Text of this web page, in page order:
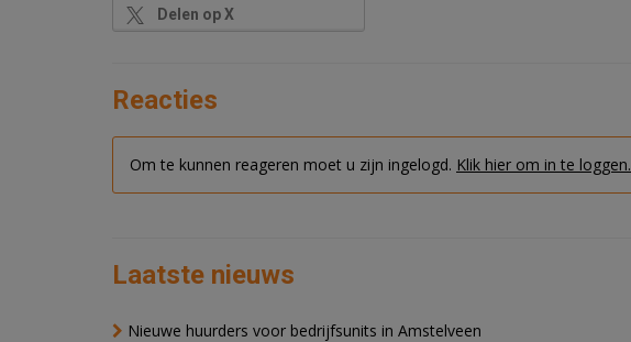
Delen op X
Reacties
Om te kunnen reageren moet u zijn ingelogd. Klik hier om in te loggen.
Laatste nieuws
Nieuwe huurders voor bedrijfsunits in Amstelveen